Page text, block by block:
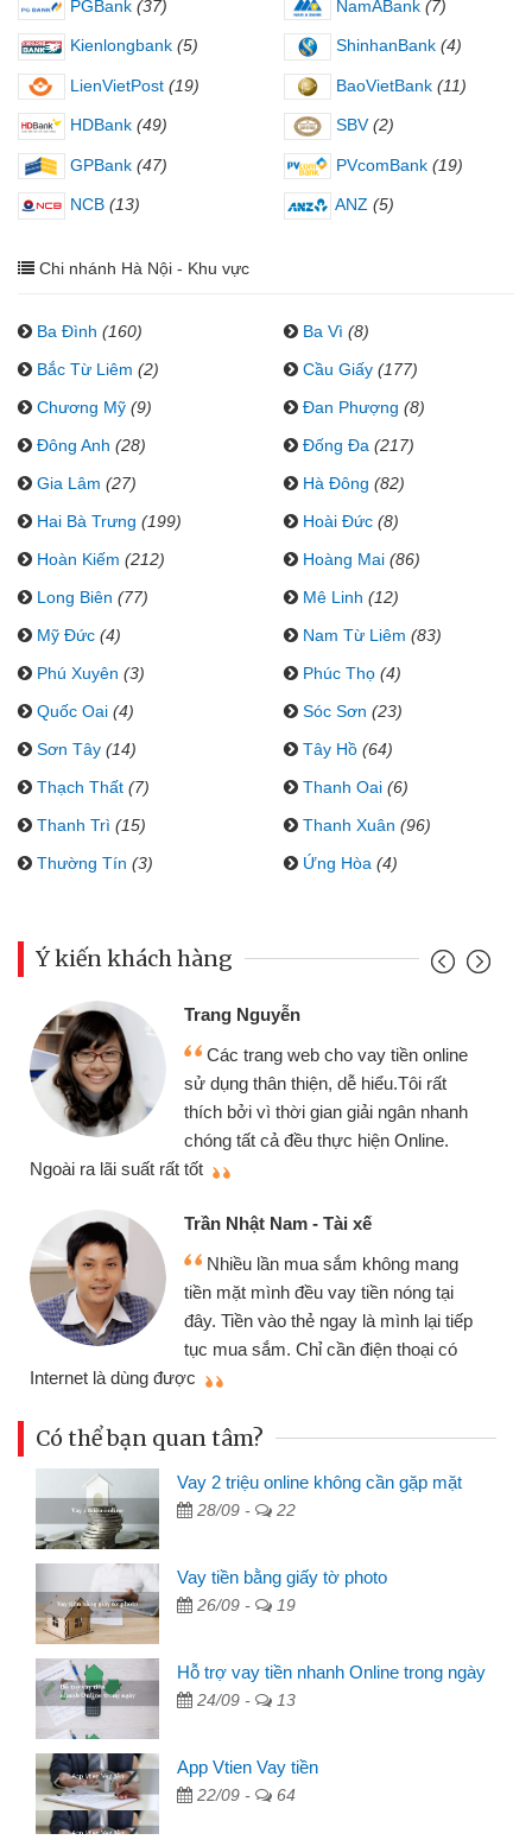
PGBank (37) NamABank (7)
Kienlongbank (5) ShinhanBank (4)
LienVietPost (19) BaoVietBank (11)
HDBank (49) SBV (2)
GPBank (47) PVcomBank (19)
NCB (13) ANZ (5)
Chi nhánh Hà Nội - Khu vực
Ba Đình (160) Ba Vì (8)
Bắc Từ Liêm (2) Cầu Giấy (177)
Chương Mỹ (9) Đan Phượng (8)
Đông Anh (28) Đống Đa (217)
Gia Lâm (27) Hà Đông (82)
Hai Bà Trưng (199) Hoài Đức (8)
Hoàn Kiếm (212) Hoàng Mai (86)
Long Biên (77) Mê Linh (12)
Mỹ Đức (4) Nam Từ Liêm (83)
Phú Xuyên (3) Phúc Thọ (4)
Quốc Oai (4) Sóc Sơn (23)
Sơn Tây (14) Tây Hồ (64)
Thạch Thất (7) Thanh Oai (6)
Thanh Trì (15) Thanh Xuân (96)
Thường Tín (3) Ứng Hòa (4)
Ý kiến khách hàng
trang web cho vay tiền online
thân thiện, dễ hiểu.Tôi rất
vì thời gian giải ngân nhanh
cả đều thực hiện Online.
Nam - Tài xế
lần mua sắm không mang
mình đều vay tiền nóng tại
vào thẻ ngay là mình lại tiếp
sắm. Chỉ cần điện thoại có
chiếc xe
nhiều lúc
đến website
đã giải
Có thể bạn quan tâm?
Vay 2 triệu online không cần gặp mặt
28/09 - 22
Vay tiền bằng giấy tờ photo
26/09 - 19
Hỗ trợ vay tiền nhanh Online trong ngày
24/09 - 13
App Vtien Vay tiền
22/09 - 64